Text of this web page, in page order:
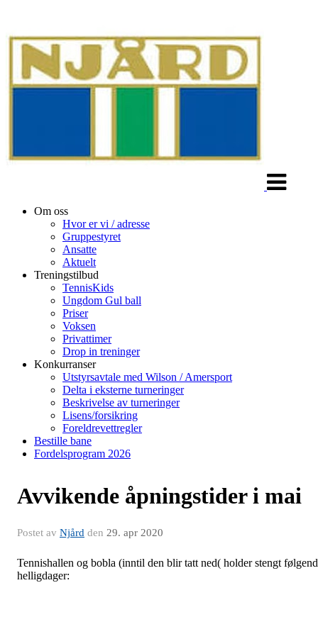
Om oss
Hvor er vi / adresse
Gruppestyret
Ansatte
Aktuelt
Treningstilbud
TennisKids
Ungdom Gul ball
Priser
Voksen
Privattimer
Drop in treninger
Konkurranser
Utstyrsavtale med Wilson / Amersport
Delta i eksterne turneringer
Beskrivelse av turneringer
Lisens/forsikring
Foreldrevettregler
Bestille bane
Fordelsprogram 2026
Avvikende åpningstider i mai
Postet av Njård den 29. apr 2020
Tennishallen og bobla (inntil den blir tatt ned( holder stengt
helligdager: